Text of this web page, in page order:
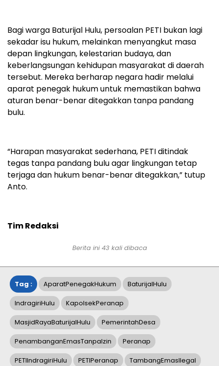
Bagi warga Baturijal Hulu, persoalan PETI bukan lagi
sekadar isu hukum, melainkan menyangkut masa
depan lingkungan, kelestarian budaya, dan
keberlangsungan kehidupan masyarakat di daerah
tersebut. Mereka berharap negara hadir melalui
aparat penegak hukum untuk memastikan bahwa
aturan benar-benar ditegakkan tanpa pandang
bulu.
“Harapan masyarakat sederhana, PETI ditindak
tegas tanpa pandang bulu agar lingkungan tetap
terjaga dan hukum benar-benar ditegakkan,” tutup
Anto.
Tim Redaksi
Berita ini 43kali dibaca
Tag : AparatPenegakHukum BaturijalHulu
IndragiriHulu KapolsekPeranap
MasjidRayaBaturijalHulu PemerintahDesa
PenambanganEmasTanpaIzin Peranap
PETIIndragiriHulu PETIPeranap TambangEmasIlegal